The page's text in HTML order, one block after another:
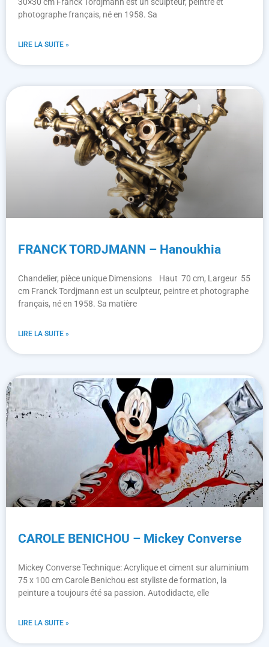
photographe français, né en 1958. Sa
LIRE LA SUITE »
FRANCK TORDJMANN – Hanoukhia
Chandelier, pièce unique Dimensions Haut 70 cm, Largeur 55
cm Franck Tordjmann est un sculpteur, peintre et photographe
français, né en 1958. Sa matière
LIRE LA SUITE »
CAROLE BENICHOU – Mickey Converse
Mickey Converse Technique: Acrylique et ciment sur aluminium
75 x 100 cm Carole Benichou est styliste de formation, la
peinture a toujours été sa passion. Autodidacte, elle
LIRE LA SUITE »